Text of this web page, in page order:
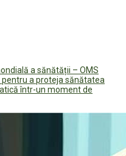
a sănătății – OMS
a proteja sănătatea
într-un moment de